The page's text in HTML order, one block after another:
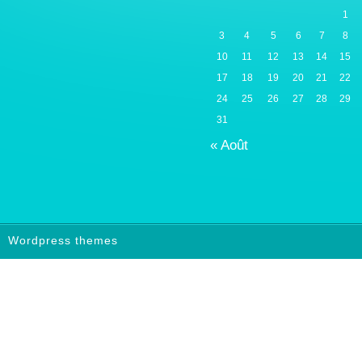
« Août
1
3
4 5 6 7
8
10
11 12 13 14
15
17
18 19 20 21
22
24
25 26 27 28
29
31
Wordpress themes